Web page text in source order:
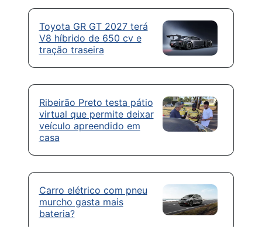
Toyota GR GT 2027 terá
V8 híbrido de 650 cv e
tração traseira
Ribeirão Preto testa pátio
virtual que permite deixar
veículo apreendido em
casa
Carro elétrico com pneu
murcho gasta mais
bateria?